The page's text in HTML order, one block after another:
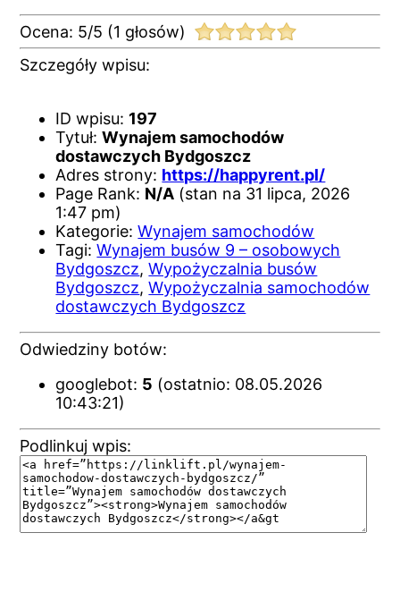
Ocena: 5/5 (1 głosów)
Szczegóły wpisu:
ID wpisu: 197
Tytuł:Wynajem samochodów
dostawczych Bydgoszcz
Adres strony: https://happyrent.pl/
Page Rank: N/A (stan na 31 lipca, 2026
1:47 pm)
Kategorie:Wynajem samochodów
Tagi:Wynajem busów 9 – osobowych
Bydgoszcz,Wypożyczalnia busów
Bydgoszcz,Wypożyczalnia samochodów
dostawczych Bydgoszcz
Odwiedziny botów:
googlebot: 5 (ostatnio: 08.05.2026
10:43:21)
Podlinkuj wpis: